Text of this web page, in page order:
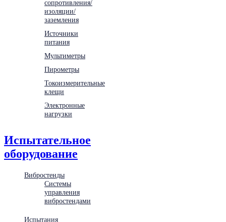
сопротивления/
изоляции/
заземления
Источники
питания
Мультиметры
Пирометры
Токоизмерительные
клещи
Электронные
нагрузки
Испытательное
оборудование
Вибростенды
Системы
управления
вибростендами
Испытания